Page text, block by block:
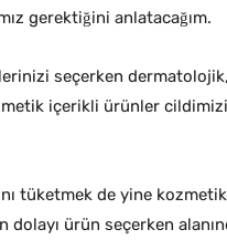
gerektiğini anlatacağım.
seçerken
içerikli ürünler cildimizi
tüketmek de yine
dolayı ürün seçerken